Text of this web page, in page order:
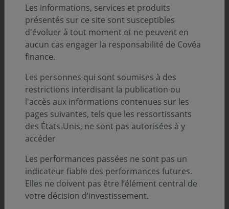
« Il y a quelque chose [...] d'intéressant
pour les entreprises américaines, c’est
l’orientation de l’administration
américaine en faveur de son marché
intérieur, quand elle fait par exemple
pression sur les grands fabricants de
semi-conducteurs (Intel, Samsung,
TSMC..) pour qu’ils construisent de
nouvelles usines aux États-Unis. Cette
politique de l’administration américaine
va dynamiser le marché domestique et
Les informations, services et produits
présentés sur ce site sont susceptibles
d'évoluer à tout moment et ne peuvent en
aucun cas engager la responsabilité de Covéa
finance.
Les personnes qui sont soumises à des
restrictions interdisant la publication ou
l'accès aux informations contenues sur les
pages suivantes, tels que les ressortissants
des États-Unis, ne sont pas autorisées à y
accéder
Les performances passées ne sont pas un
indicateur fiable des performances futures.
Elles ne doivent pas être l’élément central de
votre décision d’investissement.